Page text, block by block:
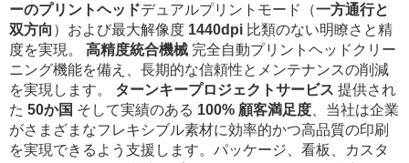
ーのプリントヘッドデュアルプリントモード（一方通行と
双方向 ）および最大解像度 1440dpi 比類のない明瞭さと精
度を実現。 高精度統合機械 完全自動プリントヘッドクリー
ニング機能を備え、長期的な信頼性とメンテナンスの削減
を実現します。 ターンキープロジェクトサービス 提供され
た 50か国 そして実績のある 100% 顧客満足度 、当社は企業
がさまざまなフレキシブル素材に効率的かつ高品質の印刷
を実現できるよう支援します。パッケージ、看板、カスタ